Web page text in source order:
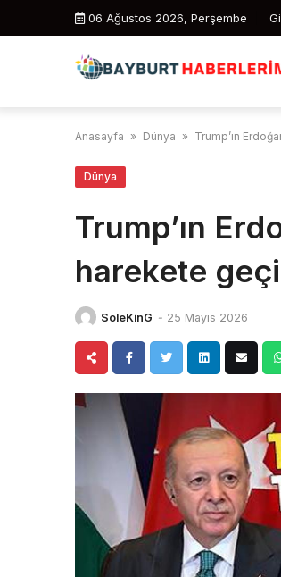
06 Ağustos 2026, Perşembe
Anasayfa » Dünya » Trump’ın
Dünya
Trump’ın
harekete
SoleKinG - 25 Mayıs 2026